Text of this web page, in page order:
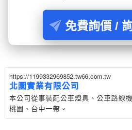
免費詢價 /
https://1199332969852.tw66.com.tw
北圜實業有限公司
本公司從事裝配公車燈具、公車路線
桃園、台中一帶。